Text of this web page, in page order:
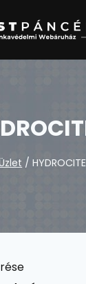
/ HYDROCITE